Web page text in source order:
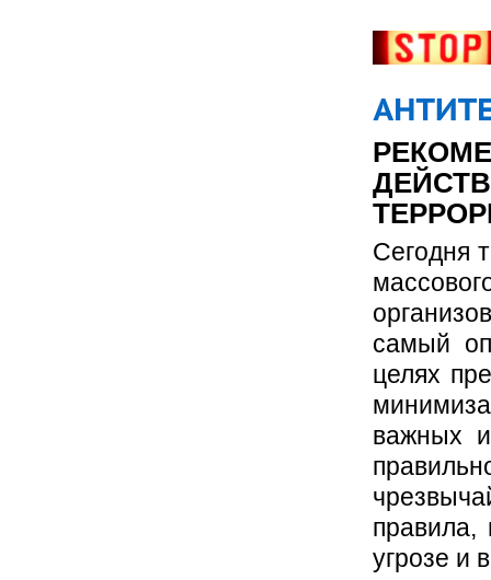
Сегодня
самый
целях
важных
правила,
угрозе и